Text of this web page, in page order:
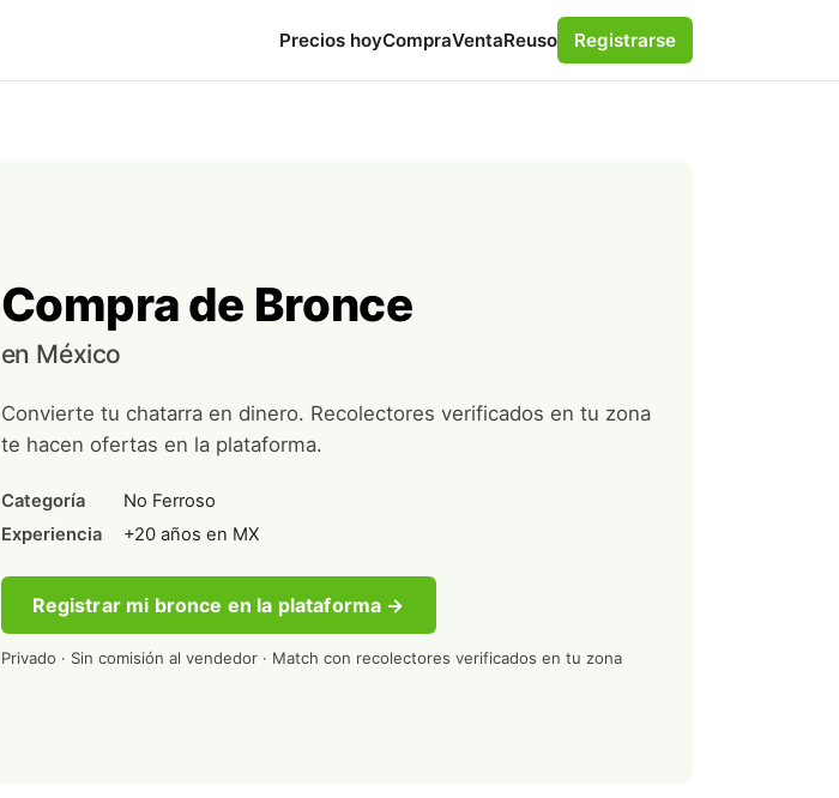
Precios hoyCompraVentaReuso Registrarse
Compra de Bronce
en México
Convierte tu chatarra en dinero. Recolectores verificados en tu zona
te hacen ofertas en la plataforma.
Categoría
No Ferroso
Experiencia
+20 años en MX
Registrar mi bronce en la plataforma →
Privado · Sin comisión al vendedor · Match con recolectores verificados en tu zona